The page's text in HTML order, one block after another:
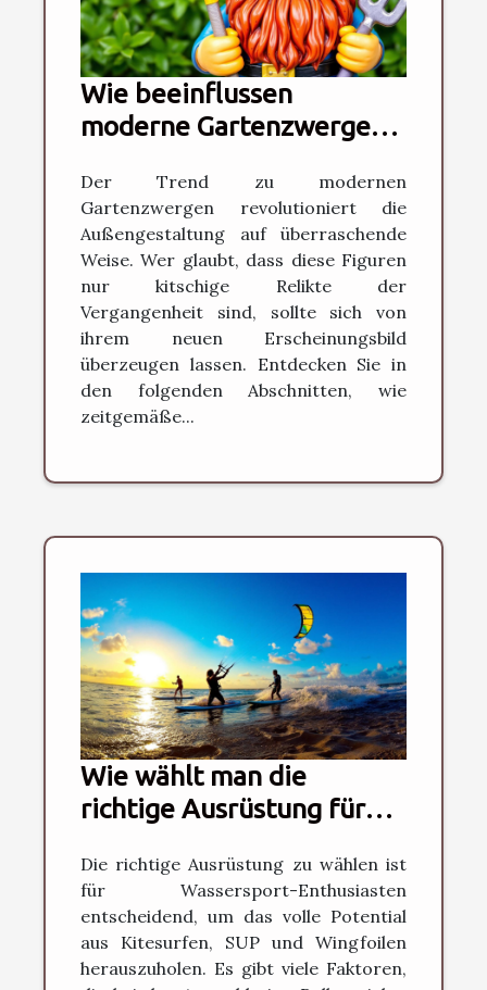
Wie beeinflussen
moderne Gartenzwerge
Der Trend zu modernen
Gartenzwergen revolutioniert die
Außengestaltung auf überraschende
Weise. Wer glaubt, dass diese Figuren
nur kitschige Relikte der
Vergangenheit sind, sollte sich von
ihrem neuen Erscheinungsbild
überzeugen lassen. Entdecken Sie in
den folgenden Abschnitten, wie
zeitgemäße...
Wie wählt man die
richtige Ausrüstung für
Wingfoilen?
Die richtige Ausrüstung zu wählen ist
für Wassersport-Enthusiasten
entscheidend, um das volle Potential
aus Kitesurfen, SUP und Wingfoilen
herauszuholen. Es gibt viele Faktoren,